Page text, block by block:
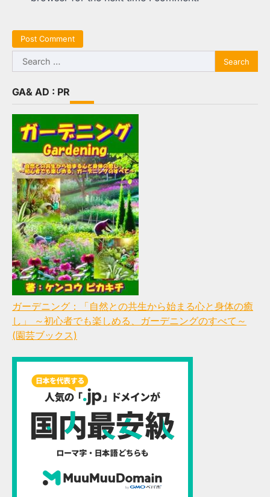
Search
for:
GA& AD : PR
ガーデニング：「自然との共生から始まる心と身体の癒
し」 ～初心者でも楽しめる、ガーデニングのすべて～
(園芸ブックス)